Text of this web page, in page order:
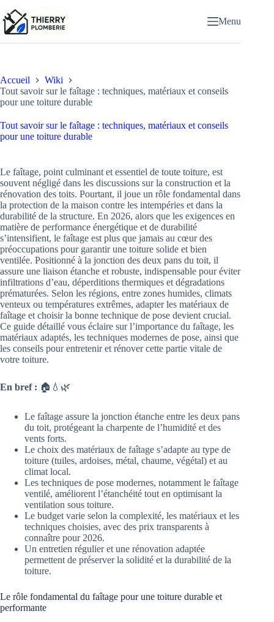
au
contenu
Menu
Accueil
Wiki
Tout savoir sur le faîtage : techniques, matériaux et conseils
pour une toiture durable
Tout savoir sur le faîtage : techniques, matériaux et conseils
pour une toiture durable
Le faîtage, point culminant et essentiel de toute toiture, est
souvent négligé dans les discussions sur la construction et la
rénovation des toits. Pourtant, il joue un rôle fondamental dans
la protection de la maison contre les intempéries et dans la
durabilité de la structure. En 2026, alors que les exigences en
matière de performance énergétique et de durabilité
s’intensifient, le faîtage est plus que jamais au cœur des
préoccupations pour garantir une toiture solide et bien
ventilée. Positionné à la jonction des deux pans du toit, il
assure une liaison étanche et robuste, indispensable pour éviter
infiltrations d’eau, déperditions thermiques et dégradations
prématurées. Selon les régions, entre zones humides, climats
venteux ou températures extrêmes, adapter les matériaux de
faîtage et choisir la bonne technique de pose devient crucial.
Ce guide détaillé vous éclaire sur l’importance du faîtage, les
matériaux adaptés, les techniques modernes de pose, ainsi que
les conseils pour entretenir et rénover cette partie vitale de
votre toiture.
En bref : 🏠💧🌿
Le faîtage assure la jonction étanche entre les deux pans
du toit, protégeant la charpente de l’humidité et des
vents forts.
Le choix des matériaux de faîtage s’adapte au type de
toiture (tuiles, ardoises, métal, chaume, végétal) et au
climat local.
Les techniques de pose modernes, notamment le faîtage
ventilé, améliorent l’étanchéité tout en optimisant la
ventilation sous toiture.
Le budget varie selon la complexité, les matériaux et les
techniques choisies, avec des prix transparents à
connaître pour 2026.
Un entretien régulier et une rénovation adaptée
permettent de préserver la solidité et la durabilité de la
toiture.
Le rôle fondamental du faîtage pour une toiture durable et
performante